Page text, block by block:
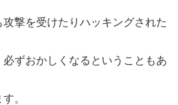
撃を受けたりハッキングされた
ずおかしくなるということもあ
。